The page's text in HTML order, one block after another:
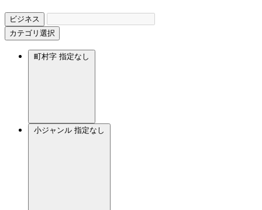
ビジネス
カテゴリ選択
町村字 指定なし
小ジャンル 指定なし